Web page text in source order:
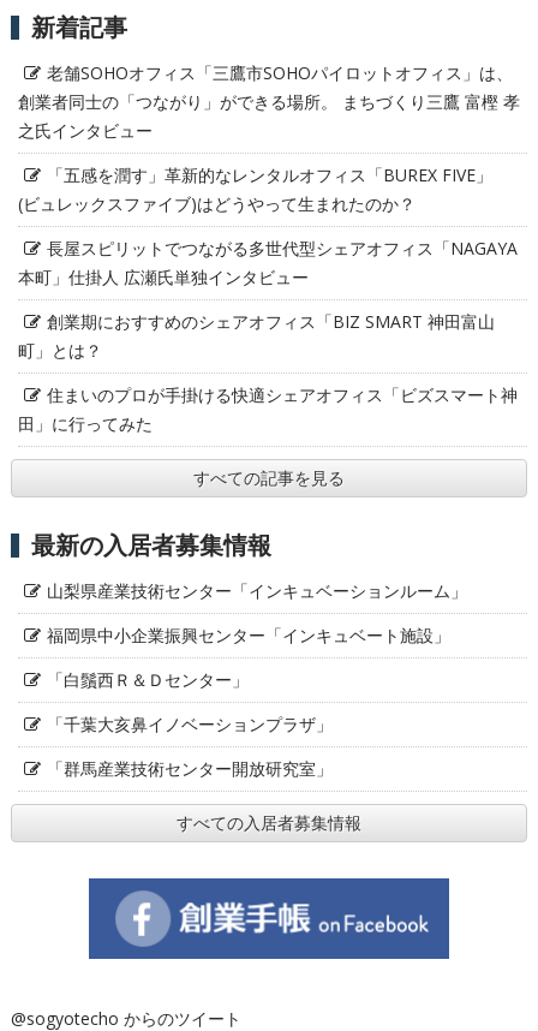
新着記事
老舗SOHOオフィス「三鷹市SOHOパイロットオフィス」は、
創業者同士の「つながり」ができる場所。 まちづくり三鷹 富樫 孝
之氏インタビュー
「五感を潤す」革新的なレンタルオフィス「BUREX FIVE」
(ビュレックスファイブ)はどうやって生まれたのか？
長屋スピリットでつながる多世代型シェアオフィス「NAGAYA
本町」仕掛人 広瀬氏単独インタビュー
創業期におすすめのシェアオフィス「BIZ SMART 神田富山
町」とは？
住まいのプロが手掛ける快適シェアオフィス「ビズスマート神
田」に行ってみた
すべての記事を見る
最新の入居者募集情報
山梨県産業技術センター「インキュベーションルーム」
福岡県中小企業振興センター「インキュベート施設」
「白鬚西Ｒ＆Ｄセンター」
「千葉大亥鼻イノベーションプラザ」
「群馬産業技術センター開放研究室」
すべての入居者募集情報
@sogyotecho からのツイート